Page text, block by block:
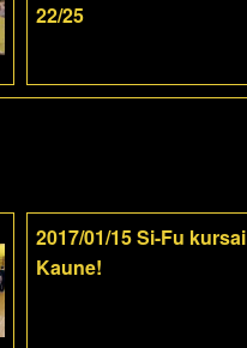
22/25
2017/01/15 Si-Fu kursai
Kaune!